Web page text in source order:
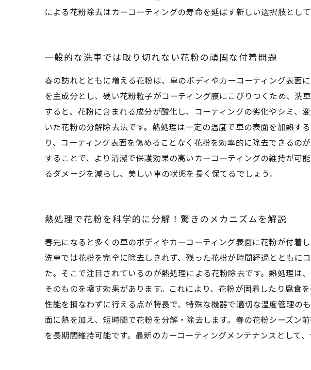
による花粉除去はカーコーティングの寿命を延ばす新しい選択肢として
一般的な洗車では取り切れない花粉の頑固な付着問題
春の訪れとともに増える花粉は、車のボディやカーコーティング表面
を主成分とし、硬い花粉粒子がコーティング膜にこびりつくため、洗
すると、花粉に含まれる成分が酸化し、コーティングの劣化やシミ、
いた花粉の分解除去法です。熱処理は一定の温度で車の表面を加熱す
り、コーティング表面を傷めることなく花粉を効率的に除去できるの
することで、より清潔で保護効果の高いカーコーティングの維持が可
るダメージを減らし、美しい車の状態を長く保てるでしょう。
熱処理で花粉を科学的に分解！驚きのメカニズムを解説
春先になると多くの車のボディやカーコーティング表面に花粉が付着
洗車では花粉を完全に除去しきれず、残った花粉が時間経過とともに
た。そこで注目されているのが熱処理による花粉除去です。熱処理は
そのものを壊す効果があります。これにより、花粉が固着したり腐食
性能を損なわずに行える点が特長で、特殊な機器で適切な温度管理の
面に熱を加え、短時間で花粉を分解・除去します。春の花粉シーズン
を長期間維持可能です。最新のカーコーティングメンテナンスとして